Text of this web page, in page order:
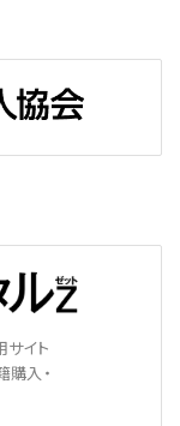
サイト
購入・